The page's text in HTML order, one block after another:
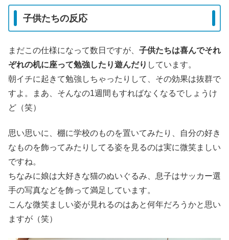
子供たちの反応
まだこの仕様になって数日ですが、 子供たちは喜んでそれ
ぞれの机に座って勉強したり遊んだり しています。
朝イチに起きて勉強しちゃったりして、その効果は抜群で
すよ。まあ、そんなの1週間もすればなくなるでしょうけ
ど（笑）
思い思いに、棚に学校のものを置いてみたり、自分の好き
なものを飾ってみたりしてる姿を見るのは実に微笑ましい
ですね。
ちなみに娘は大好きな猫のぬいぐるみ、息子はサッカー選
手の写真などを飾って満足しています。
こんな微笑ましい姿が見れるのはあと何年だろうかと思い
ますが（笑）